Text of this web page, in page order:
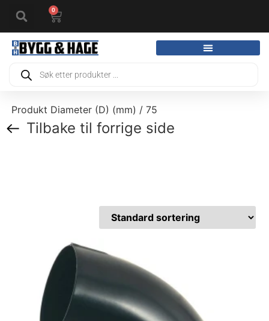
0
Produkt Diameter (D) (mm) / 75
Tilbake til forrige side